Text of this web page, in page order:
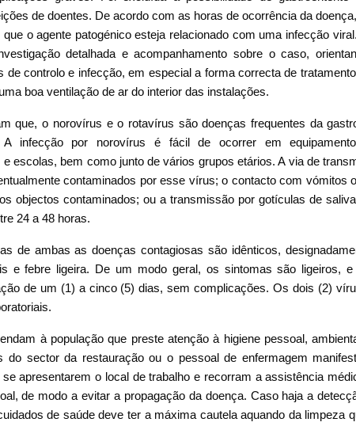
de doentes. De acordo com as horas de ocorrência da
o agente patogénico esteja relacionado com uma infecção
detalhada e acompanhamento sobre o caso,
de controlo e infecção, em especial a forma correcta de
boa ventilação de ar do interior das instalações.
que, o norovírus e o rotavírus são doenças frequentes da
A infecção por norovírus é fácil de ocorrer em
escolas, bem como junto de vários grupos etários. A via de
contaminados por esse vírus; o contacto com vómitos
objectos contaminados; ou a transmissão por gotículas de
24 a 48 horas.
de ambas as doenças contagiosas são idênticos,
e febre ligeira. De um modo geral, os sintomas são ligeiros,
de um (1) a cinco (5) dias, sem complicações. Os dois (2)
à população que preste atenção à higiene pessoal,
do sector da restauração ou o pessoal de enfermagem
apresentarem o local de trabalho e recorram a assistência
de modo a evitar a propagação da doença. Caso haja a
de saúde deve ter a máxima cautela aquando da limpeza